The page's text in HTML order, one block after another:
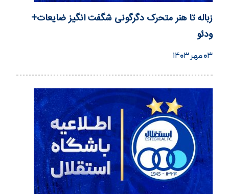
زباله تا هنر متحرک دگرگونی شگفت انگیز ضایعات+
ودئو
۰۳ مهر ۱۴۰۳